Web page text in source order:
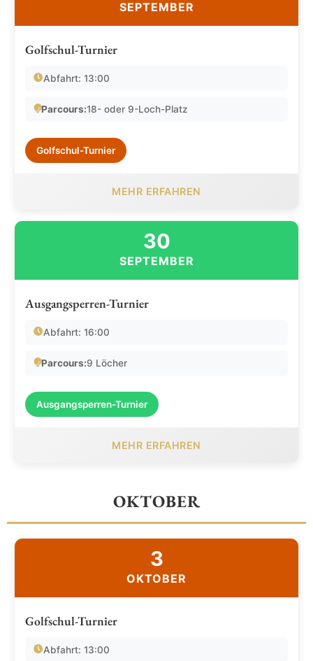
SEPTEMBER
Golfschul-Turnier
Abfahrt: 13:00
Parcours:18- oder 9-Loch-Platz
Golfschul-Turnier
MEHR ERFAHREN
30
SEPTEMBER
Ausgangsperren-Turnier
Abfahrt: 16:00
Parcours:9 Löcher
Ausgangsperren-Turnier
MEHR ERFAHREN
OKTOBER
3
OKTOBER
Golfschul-Turnier
Abfahrt: 13:00